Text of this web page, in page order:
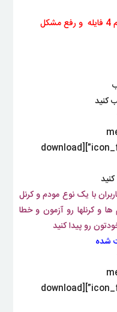
کنید
icon_fontawesome=”fa fa-download”][download
با یک نوع مودم و کرنل
ها و کرنلها رو آزمون و خطا
رو پیدا کنید
شده
icon_fontawesome=”fa fa-download”][download